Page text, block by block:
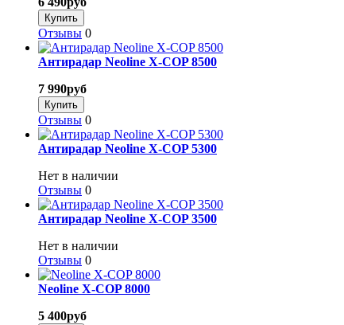
Отзывы 0
Антирадар Neoline X-COP 8500
7 990руб
Отзывы 0
Антирадар Neoline X-COP 5300
Нет в наличии
Отзывы 0
Антирадар Neoline X-COP 3500
Нет в наличии
Отзывы 0
Neoline X-COP 8000
5 400руб